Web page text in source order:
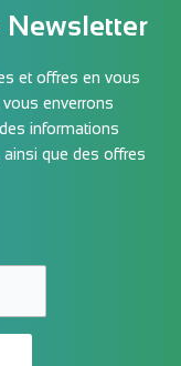
Newsletter
et offres en vous
enverrons
informations
que des offres